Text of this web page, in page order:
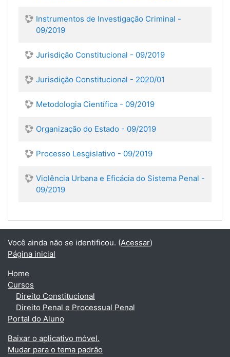
Instrumentos de Investigação Criminal -
09/2019
Jurisdição Constitucional - 09/2019
Jurisdição Constitucional - 2020/01
Metodologia Científica - 09/2019
Organização do Estado - 09/2019
Processo Lesgislativo - 09/2019
Violência Urbana e Eficácia do Sistema Penal -
09/2019
Você ainda não se identificou. (Acessar)
Página inicial
Home
Cursos
Direito Constitucional
Direito Penal e Processual Penal
Portal do Aluno
Baixar o aplicativo móvel.
Mudar para o tema padrão